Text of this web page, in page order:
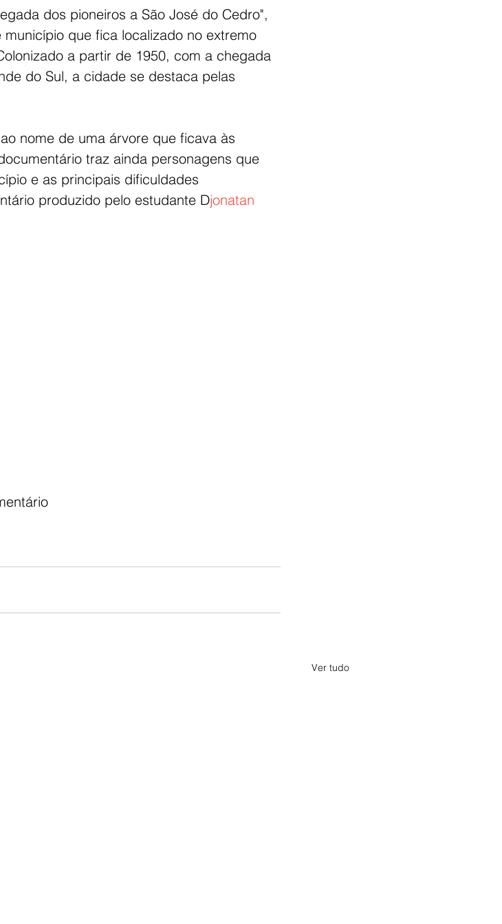
dos pioneiros a São José do Cedro",
que fica localizado no extremo
a partir de 1950, com a chegada
do Sul, a cidade se destaca pelas
nome de uma árvore que ficava às
traz ainda personagens que
e as principais dificuldades
produzido pelo estudante Djonatan
Ver tudo